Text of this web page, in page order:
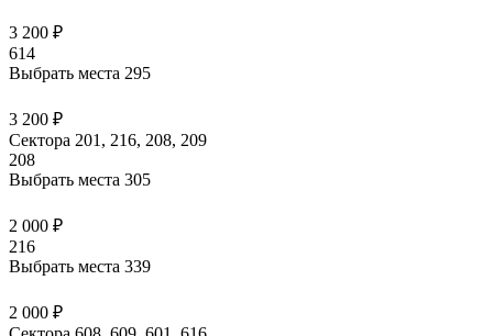
3 200 ₽
614
Выбрать места 295
3 200 ₽
Сектора 201, 216, 208, 209
208
Выбрать места 305
2 000 ₽
216
Выбрать места 339
2 000 ₽